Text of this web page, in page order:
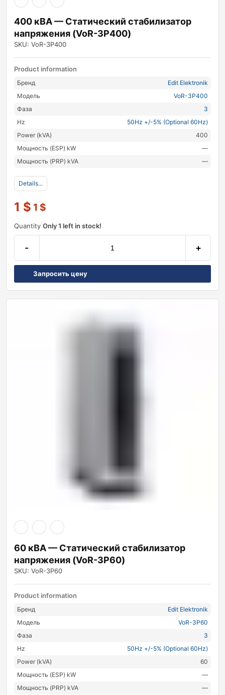
400 кВА — Статический стабилизатор
напряжения (VoR-3P400)
SKU: VoR-3P400
Product information
Бренд
Edit Elektronik
Модель
VoR-3P400
Фаза
3
Hz
50Hz +/-5% (Optional 60Hz)
Power (kVA)
400
Мощность (ESP) kW
—
Мощность (PRP) kVA
—
Details...
1 $ 1 $
Quantity Only 1 left in stock!
- +
Запросить цену
60 кВА — Статический стабилизатор
напряжения (VoR-3P60)
SKU: VoR-3P60
Product information
Бренд
Edit Elektronik
Модель
VoR-3P60
Фаза
3
Hz
50Hz +/-5% (Optional 60Hz)
Power (kVA)
60
Мощность (ESP) kW
—
Мощность (PRP) kVA
—